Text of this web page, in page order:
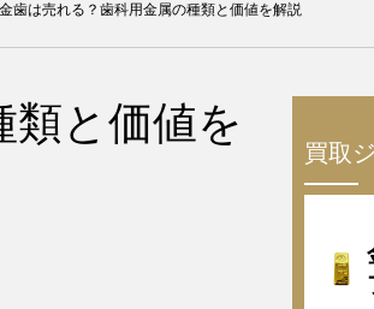
金歯は売れる？歯科用金属の種類と価値を解説
類と価値を
買取